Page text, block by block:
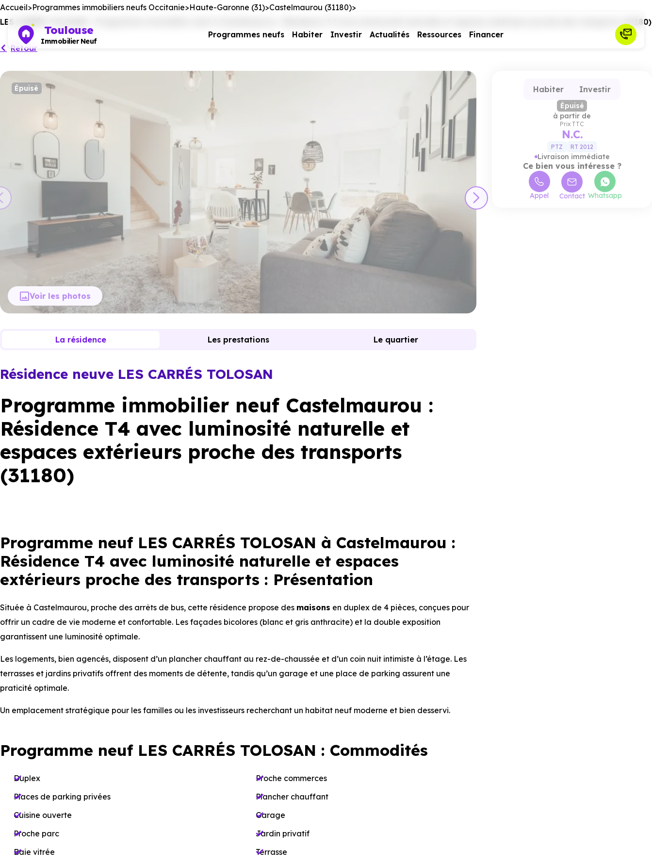
Toulouse
Immobilier Neuf
Programmes neufs Habiter Investir Actualités Ressources Financer
Accueil Programmes immobiliers neufs Occitanie Haute-Garonne (31) Castelmaurou (31180)
LES CARRÉS TOLOSAN - Programme immobilier neuf à Castelmaurou : Résidence T4 avec luminosité naturelle et espaces extérieurs proche des transports (31180)
Retour
Épuisé
Voir les photos
Résidence neuve LES CARRÉS TOLOSAN
Programme immobilier neuf Castelmaurou :
Résidence T4 avec luminosité naturelle et
espaces extérieurs proche des transports
(31180)
Habiter Investir
Épuisé
à partir de
Prix TTC
N.C.
PTZ RT 2012
Livraison immédiate
Ce bien vous intéresse ?
Appel Contact Whatsapp
La résidence Les prestations Le quartier
Programme neuf LES CARRÉS TOLOSAN à Castelmaurou :
Résidence T4 avec luminosité naturelle et espaces
extérieurs proche des transports : Présentation
Située à Castelmaurou, proche des arrêts de bus, cette résidence propose des maisons en duplex de 4 pièces, conçues pour
offrir un cadre de vie moderne et confortable. Les façades bicolores (blanc et gris anthracite) et la double exposition
garantissent une luminosité optimale.
Les logements, bien agencés, disposent d’un plancher chauffant au rez-de-chaussée et d’un coin nuit intimiste à l’étage. Les
terrasses et jardins privatifs offrent des moments de détente, tandis qu’un garage et une place de parking assurent une
praticité optimale.
Un emplacement stratégique pour les familles ou les investisseurs recherchant un habitat neuf moderne et bien desservi.
Programme neuf LES CARRÉS TOLOSAN : Commodités
Duplex
Places de parking privées
Cuisine ouverte
Proche parc
Baie vitrée
Proche commerces
Plancher chauffant
Garage
Jardin privatif
Terrasse